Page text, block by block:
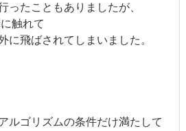
ったこともありましたが、
触れて
に飛ばされてしまいました。
ルゴリズムの条件だけ満たして